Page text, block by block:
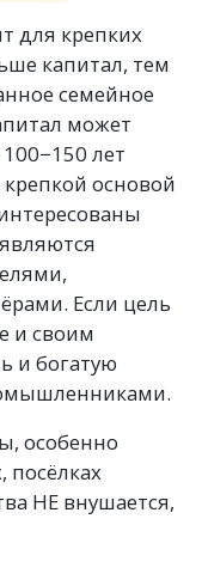
для крепких
капитал, тем
семейное
может
лет
основой
Если цель
и своим
и богатую
особенно
НЕ внушается,